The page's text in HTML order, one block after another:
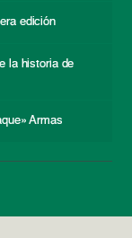
edición
la historia de
Armas